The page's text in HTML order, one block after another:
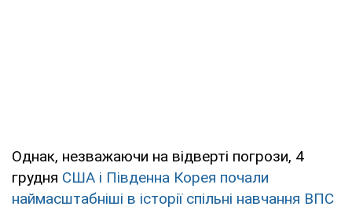
Однак, незважаючи на відверті погрози, 4
грудня США і Південна Корея почали
наймасштабніші в історії спільні навчання ВПС